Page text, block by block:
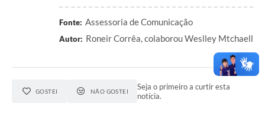
Fonte: Assessoria de Comunicação
Autor: Roneir Corrêa, colaborou Weslley Mtchaell
GOSTEI NÃO GOSTEI
Seja o primeiro a curtir esta
notícia.